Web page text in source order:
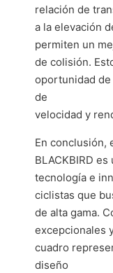
relación de
a la elevación
permiten un
de colisión.
oportunidad
de
velocidad y
En conclusión,
BLACKBIRD
tecnología e
ciclistas que
de alta gama.
excepcionales
cuadro
diseño